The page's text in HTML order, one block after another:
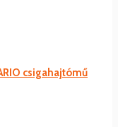
csigahajtómű